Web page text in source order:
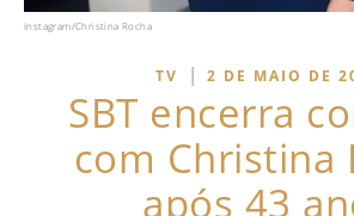
Instagram/Christina Rocha
TV | 2 DE MAIO DE
SBT encerra
com Christina
após 43